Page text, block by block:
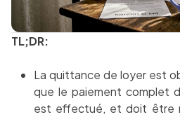
TL;DR:
La quittance de loyer est
que le paiement complet
est effectué, et doit être